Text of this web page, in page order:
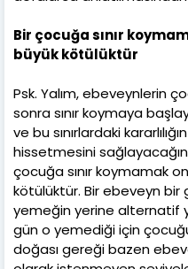
Bir çocuğa sınır
büyük kötülüktür
Psk. Yalım, ebeveynlerin
sonra sınır koymaya
ve bu sınırlardaki
hissetmesini
çocuğa sınır koymamak
kötülüktür. Bir ebeveyn
yemeğin yerine alternatif
gün o yemediği için
doğası gereği bazen